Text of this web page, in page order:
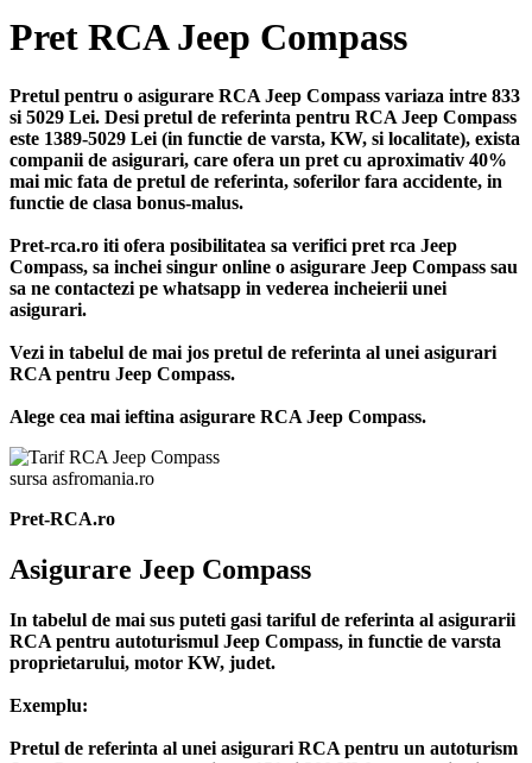
Pret RCA Jeep Compass
Pretul pentru o asigurare RCA Jeep Compass variaza intre 833
si 5029 Lei. Desi pretul de referinta pentru RCA Jeep Compass
este 1389-5029 Lei (in functie de varsta, KW, si localitate), exista
companii de asigurari, care ofera un pret cu aproximativ 40%
mai mic fata de pretul de referinta, soferilor fara accidente, in
functie de clasa bonus-malus.
Pret-rca.ro iti ofera posibilitatea sa verifici pret rca Jeep
Compass, sa inchei singur online o asigurare Jeep Compass sau
sa ne contactezi pe whatsapp in vederea incheierii unei
asigurari.
Vezi in tabelul de mai jos pretul de referinta al unei asigurari
RCA pentru Jeep Compass.
Alege cea mai ieftina asigurare RCA Jeep Compass.
sursa asfromania.ro
Pret-RCA.ro
Asigurare Jeep Compass
In tabelul de mai sus puteti gasi tariful de referinta al asigurarii
RCA pentru autoturismul Jeep Compass, in functie de varsta
proprietarului, motor KW, judet.
Exemplu:
Pretul de referinta al unei asigurari RCA pentru un autoturism